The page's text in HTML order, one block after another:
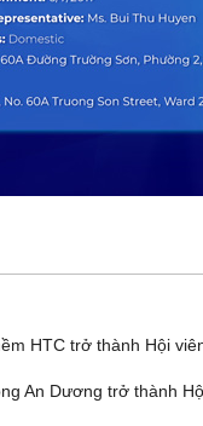
HTC trở thành Hội
An Dương trở thành